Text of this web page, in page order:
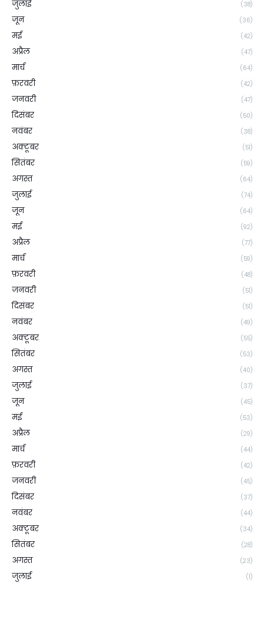
जुलाई (38)
जून (36)
मई (42)
अप्रैल (47)
मार्च (64)
फ़रवरी (42)
जनवरी (47)
दिसंबर (50)
नवंबर (38)
अक्टूबर (51)
सितंबर (59)
अगस्त (64)
जुलाई (74)
जून (64)
मई (92)
अप्रैल (77)
मार्च (59)
फ़रवरी (48)
जनवरी (51)
दिसंबर (51)
नवंबर (49)
अक्टूबर (55)
सितंबर (53)
अगस्त (40)
जुलाई (37)
जून (45)
मई (53)
अप्रैल (29)
मार्च (44)
फ़रवरी (42)
जनवरी (45)
दिसंबर (37)
नवंबर (44)
अक्टूबर (34)
सितंबर (28)
अगस्त (23)
जुलाई (1)